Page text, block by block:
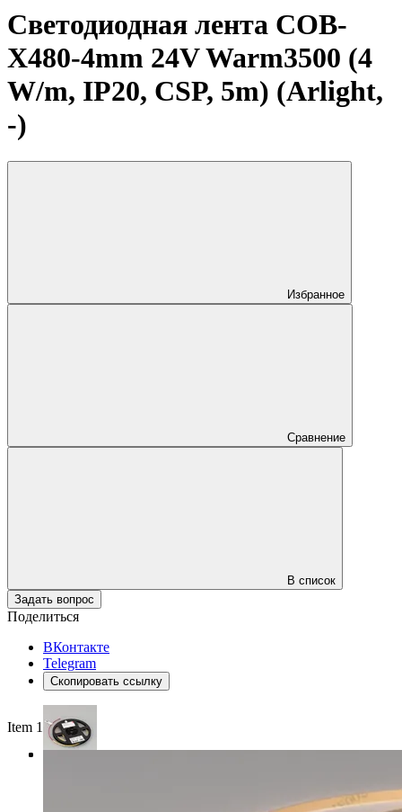
Светодиодная лента COB-
X480-4mm 24V Warm3500 (4
W/m, IP20, CSP, 5m) (Arlight,
-)
Избранное
Сравнение
В список
Задать вопрос
Поделиться
ВКонтакте
Telegram
Скопировать ссылку
Item 1 of 3